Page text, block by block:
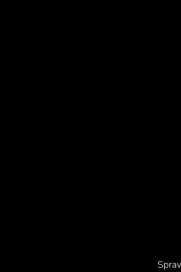
mój. Na pewno za
teledysku, którego
Mowa o klipie do utworu
albumie „Aquaria”. To
choroba duszy, czyli
głos zamknięci w